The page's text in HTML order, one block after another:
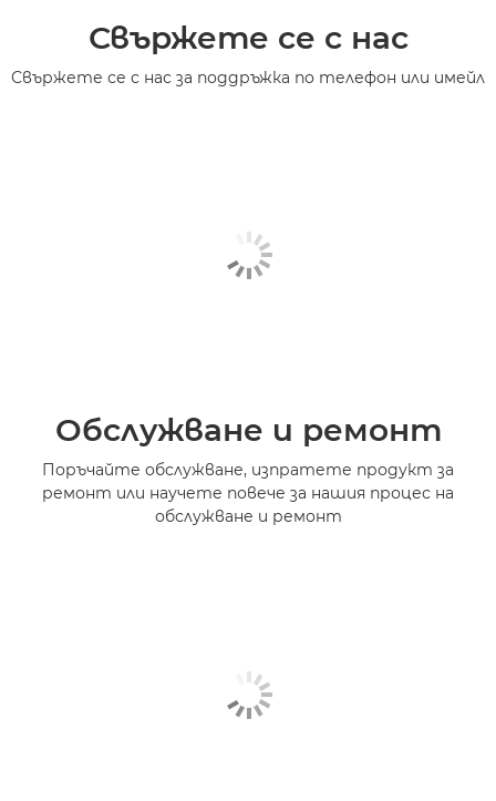
Свържете се с нас
Свържете се с нас за поддръжка по телефон или имейл
Обслужване и ремонт
Поръчайте обслужване, изпратете продукт за
ремонт или научете повече за нашия процес на
обслужване и ремонт